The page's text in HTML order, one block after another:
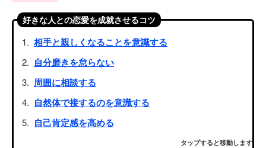
好きな人との恋愛を成就させるコツ
相手と親しくなることを意識する
自分磨きを怠らない
周囲に相談する
自然体で接するのを意識する
自己肯定感を高める
タップすると移動します